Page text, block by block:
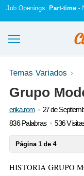
Job Openings: Part-time-
Ensayos y trabajos
Registrarse
Iniciar sesión
Temas Variados
Grupo
erika.rom
27 de
836 Palabras
536
Página 1 de 4
HISTORIA GRUPO